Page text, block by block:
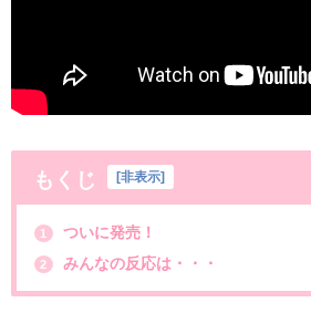
もくじ 非表示
1 ついに発売！
2 みんなの反応は・・・